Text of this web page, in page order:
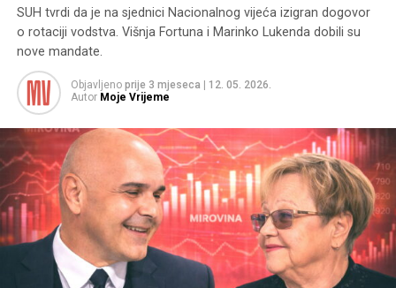
SUH tvrdi da je na sjednici Nacionalnog vijeća izigran dogovor
o rotaciji vodstva. Višnja Fortuna i Marinko Lukenda dobili su
nove mandate.
Objavljeno prije 3 mjeseca
12. 05. 2026.
Autor Moje Vrijeme